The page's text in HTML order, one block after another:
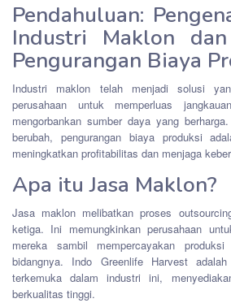
Pendahuluan:
Industri Maklon
Pengurangan Biaya
Industri maklon telah menjadi solusi
perusahaan untuk memperluas
mengorbankan sumber daya yang
berubah, pengurangan biaya produksi
meningkatkan profitabilitas dan menjaga
Apa itu Jasa Maklon?
Jasa maklon melibatkan proses
ketiga. Ini memungkinkan perusahaan
mereka sambil mempercayakan
bidangnya. Indo Greenlife Harvest
terkemuka dalam industri ini,
berkualitas tinggi.